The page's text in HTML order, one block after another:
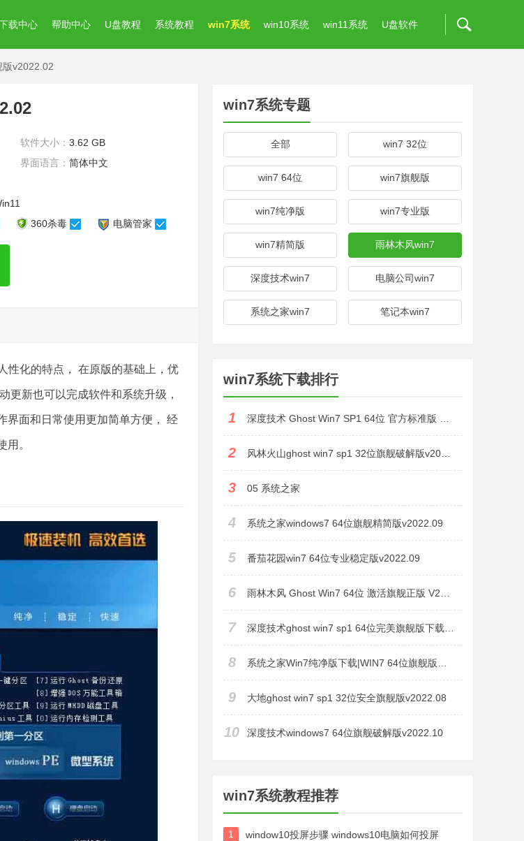
载中心 帮助中心 U盘教程 系统教程 win7系统 win10系统 win11系统 U盘软件
v2022.02
软件大小：3.62 GB
界面语言：简体中文
360杀毒 电脑管家
性化的特点， 在原版的基础上，优
更新也可以完成软件和系统升级，
界面和日常使用更加简单方便， 经
。
win7系统专题
全部 win7 32位
win7 64位 win7旗舰版
win7纯净版 win7专业版
win7精简版 雨林木风win7
深度技术win7 电脑公司win7
系统之家win7 笔记本win7
win7系统下载排行
1
2
3 05 系统之家
4 系统之家windows7 64位旗舰精简版v2022.09
5 番茄花园win7 64位专业稳定版v2022.09
6
7
8
9 大地ghost win7 sp1 32位安全旗舰版v2022.08
10 深度技术windows7 64位旗舰破解版v2022.10
win7系统教程推荐
1 window10投屏步骤 windows10电脑如何投屏